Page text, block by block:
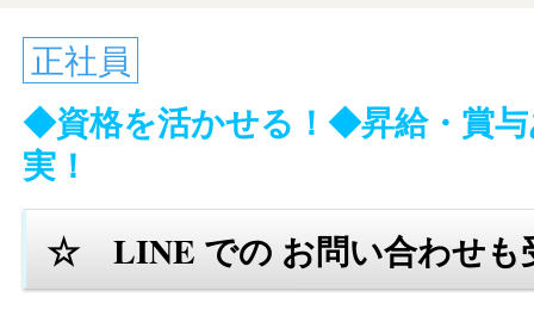
正社員
◆資格を活かせる！◆昇給・賞
実！
☆ LINE での お問い合わせ